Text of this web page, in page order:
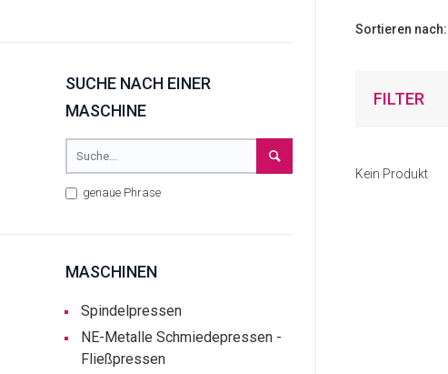
Sortieren nach:
FILTER
Kein Produkt
SUCHE NACH EINER
MASCHINE
genaue Phrase
MASCHINEN
Spindelpressen
NE-Metalle Schmiedepressen -
Fließpressen